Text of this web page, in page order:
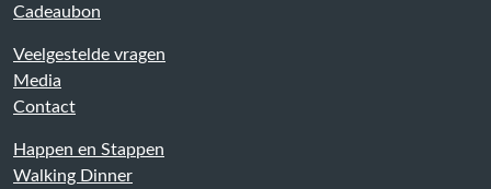
Cadeaubon
Veelgestelde vragen
Media
Contact
Happen en Stappen
Walking Dinner